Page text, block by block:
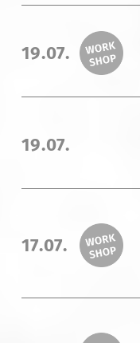
19.07.
19.07.
17.07.